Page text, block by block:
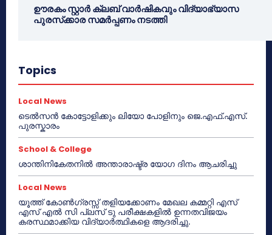
ഊരകം സ്റ്റാർ ക്ലബ് വാർഷികവും വിദ്യാഭ്യാസ
പുരസ്‌ക്കാര സമർപ്പണം നടത്തി
Topics
Local News
ടെൽസൻ കോട്ടോളിക്കും ലിയോ പോളിനും ജെ.എഫ്.എസ്.
പുരസ്കാരം
School & College
ശാന്തിനികേതനിൽ അന്താരാഷ്ട്ര യോഗ ദിനം ആചരിച്ചു
Local News
യൂത്ത് കോൺഗ്രസ്സ് തളിയക്കോണം മേഖല കമ്മറ്റി എസ്
എസ് എൽ സി പ്ലസ് ടു പരീക്ഷകളിൽ ഉന്നതവിജയം
കരസ്ഥമാക്കിയ വിദ്യാർത്ഥികളെ ആദരിച്ചു.